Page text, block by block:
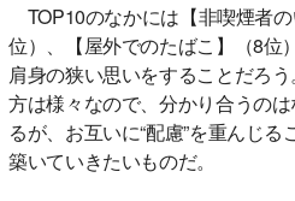
TOP10のなかには【非喫煙者
位）、【屋外でのたばこ】（8位
肩身の狭い思いをすることだろ
方は様々なので、分かり合うの
るが、お互いに“配慮”を重んじ
築いていきたいものだ。